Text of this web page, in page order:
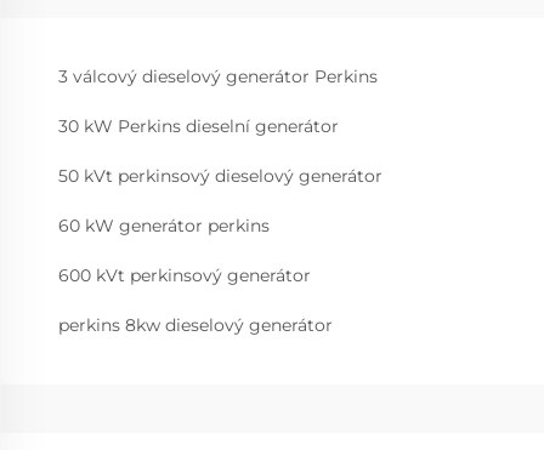
3 válcový dieselový generátor Perkins
30 kW Perkins dieselní generátor
50 kVt perkinsový dieselový generátor
60 kW generátor perkins
600 kVt perkinsový generátor
perkins 8kw dieselový generátor